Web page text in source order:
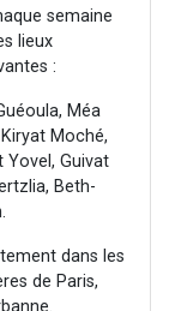
semaine
lieux
:
Méa
Moché,
Yovel, Guivat
Beth-
dans les
de Paris,